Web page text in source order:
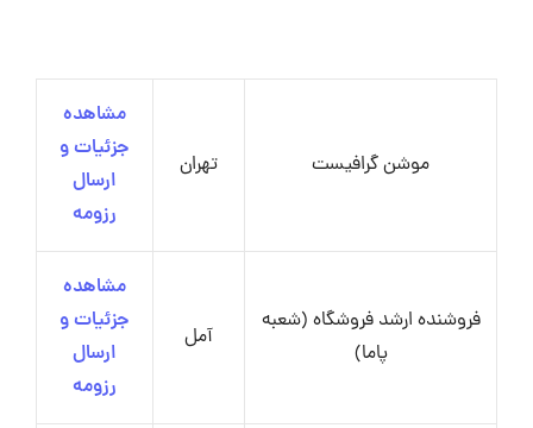
موشن گرافیست تهران
مشاهده
جزئیات و
ارسال
رزومه
فروشنده ارشد فروشگاه (شعبه
پاما)
آمل
مشاهده
جزئیات و
ارسال
رزومه